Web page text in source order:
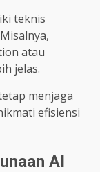
teknis
atau
jelas.
menjaga
efisiensi
AI